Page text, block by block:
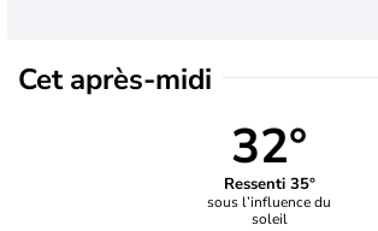
Cet après-midi
32°
Ressenti 35°
sous l’influence du
soleil